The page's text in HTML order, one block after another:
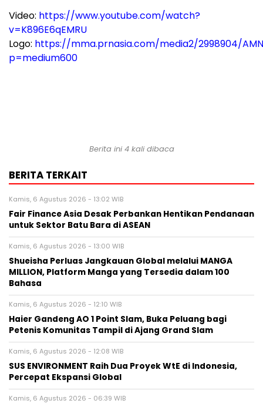
Video: https://www.youtube.com/watch?
v=K896E6qEMRU
Logo: https://mma.prnasia.com/media2/2998904/
p=medium600
Berita ini 4 kali dibaca
BERITA TERKAIT
Kamis, 6 Agustus 2026 - 13:02 WIB
Fair Finance Asia Desak Perbankan Hentikan Pendanaan
untuk Sektor Batu Bara di ASEAN
Kamis, 6 Agustus 2026 - 13:00 WIB
Shueisha Perluas Jangkauan Global melalui MANGA
MILLION, Platform Manga yang Tersedia dalam 100
Bahasa
Kamis, 6 Agustus 2026 - 12:10 WIB
Haier Gandeng AO 1 Point Slam, Buka Peluang bagi
Petenis Komunitas Tampil di Ajang Grand Slam
Kamis, 6 Agustus 2026 - 12:08 WIB
SUS ENVIRONMENT Raih Dua Proyek WtE di Indonesia,
Percepat Ekspansi Global
Kamis, 6 Agustus 2026 - 06:39 WIB